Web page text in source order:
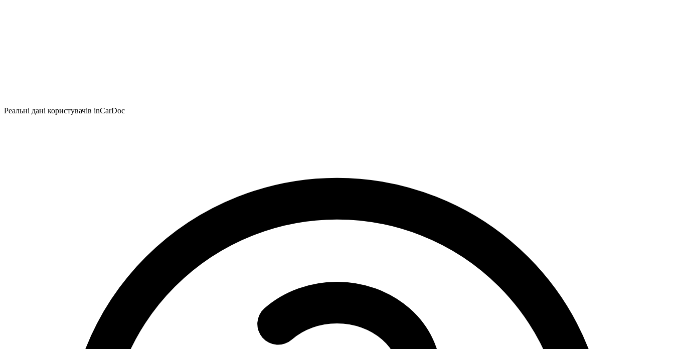
Реальні дані користувачів inCarDoc